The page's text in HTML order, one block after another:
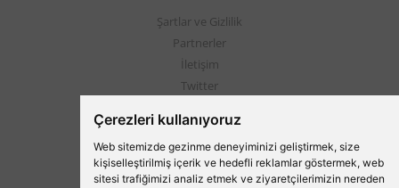
Çerezleri kullanıyoruz
Web sitemizde gezinme deneyiminizi geliştirmek, size
kişiselleştirilmiş içerik ve hedefli reklamlar göstermek, web
sitesi trafiğimizi analiz etmek ve ziyaretçilerimizin nereden
Şartlar ve Gizlilik
Partnerler
İletişim
Twitter
Beşiktaş'ın Medyası